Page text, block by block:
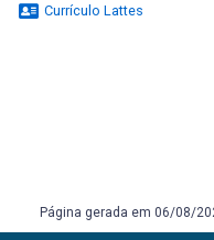
Currículo Lattes
Página gerada em 06/08/